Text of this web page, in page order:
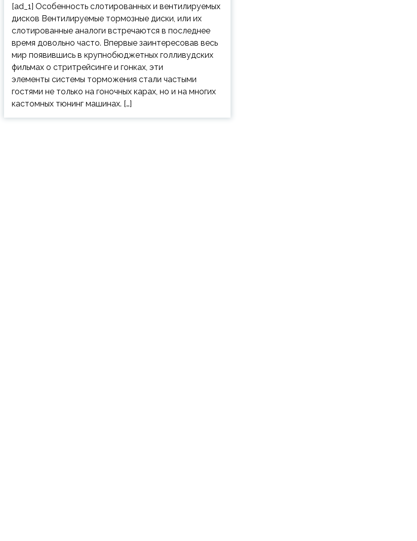
[ad_1] Особенность слотированных и вентилируемых
дисков Вентилируемые тормозные диски, или их
слотированные аналоги встречаются в последнее
время довольно часто. Впервые заинтересовав весь
мир появившись в крупнобюджетных голливудских
фильмах о стритрейсинге и гонках, эти
элементы системы торможения стали частыми
гостями не только на гоночных карах, но и на многих
кастомных тюнинг машинах. […]